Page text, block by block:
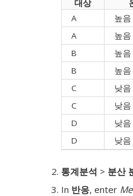
대상
A
높음
A
높음
B
높음
B
높음
C
낮음
C
낮음
D
낮음
D
낮음
통계분석 > 분산
In 반응, enter